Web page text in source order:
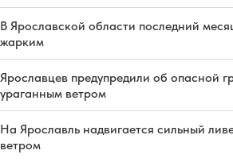
В Ярославской области последний
жарким
Ярославцев предупредили об опасной
ураганным ветром
На Ярославль надвигается сильный
ветром